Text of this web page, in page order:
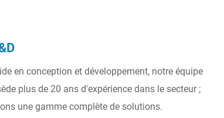
en conception et développement, notre équipe
plus de 20 ans d'expérience dans le secteur ;
une gamme complète de solutions.